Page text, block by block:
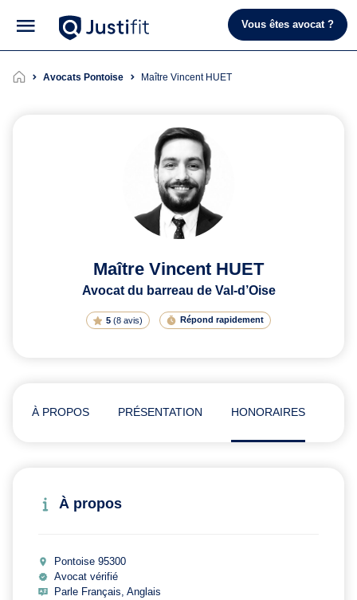
Vous êtes avocat ?
Avocats Pontoise Maître Vincent HUET
Maître Vincent HUET
Avocat du barreau de Val-d’Oise
5(8 avis) Répond rapidement
À PROPOS PRÉSENTATION HONORAIRES
À propos
Pontoise 95300
Avocat vérifié
Parle Français, Anglais